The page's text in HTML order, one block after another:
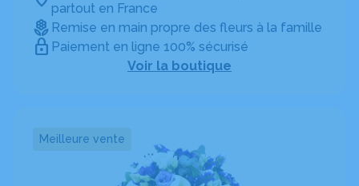
partout en France
Remise en main propre des fleurs à la famille
Paiement en ligne 100% sécurisé
Voir la boutique
Meilleure vente